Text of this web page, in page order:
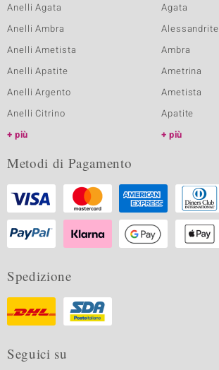
Anelli Agata
Anelli Ambra
Anelli Ametista
Anelli Apatite
Anelli Argento
Anelli Citrino
più
Agata
Alessandrite
Ambra
Ametrina
Ametista
Apatite
più
Metodi di Pagamento
Spedizione
Seguici su